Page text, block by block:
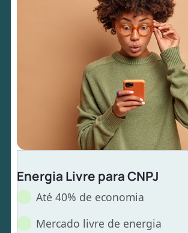
Energia Livre para CNPJ
Até 40% de economia
Mercado livre de energia